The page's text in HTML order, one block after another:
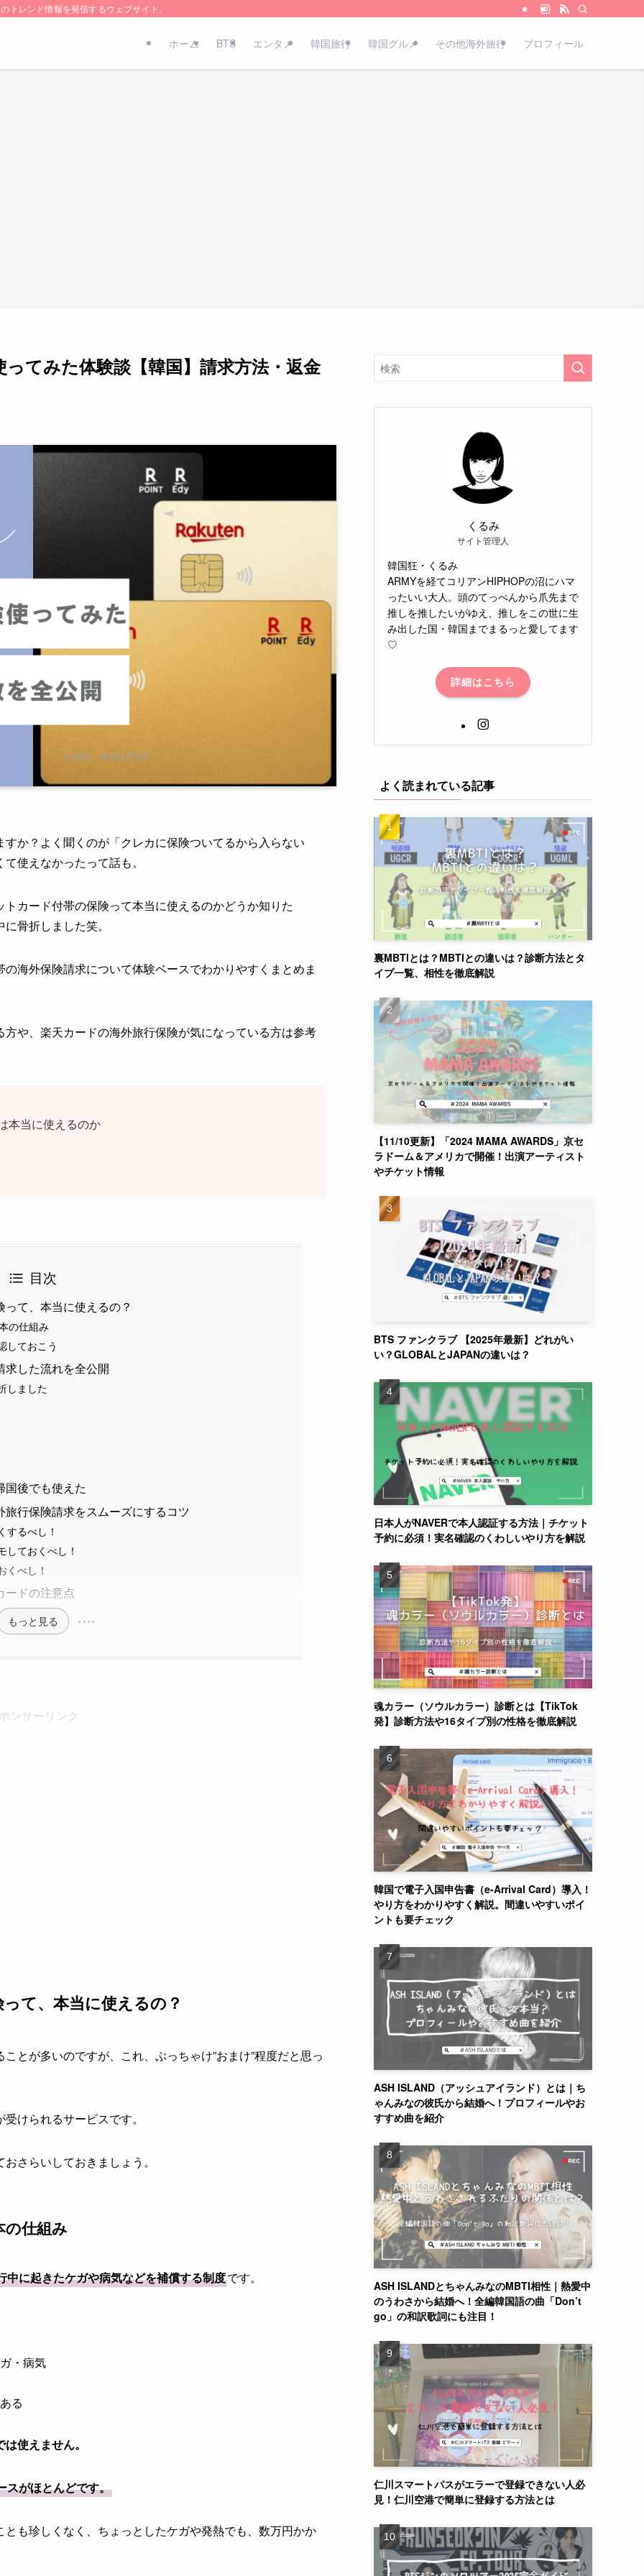
トレンド情報を発信するウェブサイト。
ホーム BTS エンタメ 韓国旅行 韓国グルメ その他海外旅行 プロフィール
てみた体験談【韓国】請求方法・返金
か？よく聞くのが「クレカに保険ついてるから入らない
使えなかったって話も。
カード付帯の保険って本当に使えるのかどうか知りた
骨折しました笑。
海外保険請求について体験ベースでわかりやすくまとめま
や、楽天カードの海外旅行保険が気になっている方は参考
本当に使えるのか
目次
て、本当に使えるの？
の仕組み
しておこう
求した流れを全公開
しました
国後でも使えた
行保険請求をスムーズにするコツ
するべし！
しておくべし！
くべし！
ードの注意点
もっと見る
ンサーリンク
て、本当に使えるの？
とが多いのですが、これ、ぶっちゃけ”おまけ”程度だと思っ
けられるサービスです。
さらいしておきましょう。
の仕組み
中に起きたケガや病気などを補償する制度です。
・病気
る
使えません。
スがほとんどです。
も珍しくなく、ちょっとしたケガや発熱でも、数万円かか
くるみ
サイト管理人
韓国狂・くるみ
ARMYを経てコリアンHIPHOPの沼にハマ
ったいい大人。頭のてっぺんから爪先まで
推しを推したいがゆえ、推しをこの世に生
み出した国・韓国までまるっと愛してます
♡
詳細はこちら
よく読まれている記事
裏MBTIとは？MBTIとの違いは？診断方法とタ
イプ一覧、相性を徹底解説
【11/10更新】「2024 MAMA AWARDS」京セ
ラドーム＆アメリカで開催！出演アーティスト
やチケット情報
BTS ファンクラブ 【2025年最新】どれがい
い？GLOBALとJAPANの違いは？
日本人がNAVERで本人認証する方法｜チケット
予約に必須！実名確認のくわしいやり方を解説
魂カラー（ソウルカラー）診断とは【TikTok
発】診断方法や16タイプ別の性格を徹底解説
韓国で電子入国申告書（e-Arrival Card）導入！
やり方をわかりやすく解説。間違いやすいポイ
ントも要チェック
ASH ISLAND（アッシュアイランド）とは｜ち
ゃんみなの彼氏から結婚へ！プロフィールやお
すすめ曲を紹介
ASH ISLANDとちゃんみなのMBTI相性｜熱愛中
のうわさから結婚へ！全編韓国語の曲「Don’t
go」の和訳歌詞にも注目！
仁川スマートパスがエラーで登録できない人必
見！仁川空港で簡単に登録する方法とは